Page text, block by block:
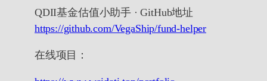
QDII基金估值小助手 · GitHub地址
https://github.com/VegaShip/fund-helper
在线项目：